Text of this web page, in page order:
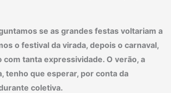
se as grandes festas voltariam a
o festival da virada, depois o carnaval,
tanta expressividade. O verão, a
tenho que esperar, por conta da
coletiva.